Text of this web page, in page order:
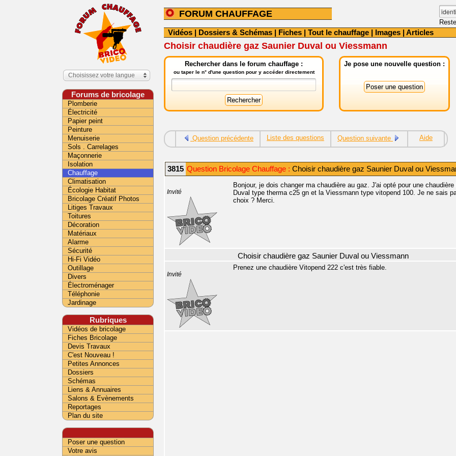
FORUM CHAUFFAGE
Vidéos | Dossiers & Schémas | Fiches | Tout le chauffage | Images | Articles
Choisir chaudière gaz Saunier Duval ou Viessmann
Rechercher dans le forum chauffage :
ou taper le n° d'une question pour y accéder directement
Je pose une nouvelle question :
Question précédente Liste des questions Question suivante Aide
3815 Question Bricolage Chauffage : Choisir chaudière gaz Saunier Duval ou
Invité
Bonjour, je dois changer ma chaudière au gaz. J'ai opté pour une
Duval type therma c25 gn et la Viessmann type vitopend 100. Je ne sais
choix ? Merci.
Choisir chaudière gaz Saunier Duval ou Viessmann
Invité
Prenez une chaudière Vitopend 222 c'est très fiable.
Choisissez votre langue
Forums de bricolage
Plomberie
Électricité
Papier peint
Peinture
Menuiserie
Sols . Carrelages
Maçonnerie
Isolation
Chauffage
Climatisation
Écologie Habitat
Bricolage Créatif Photos
Litiges Travaux
Toitures
Décoration
Matériaux
Alarme
Sécurité
Hi-Fi Vidéo
Outillage
Divers
Électroménager
Téléphonie
Jardinage
Rubriques
Vidéos de bricolage
Fiches Bricolage
Devis Travaux
C'est Nouveau !
Petites Annonces
Dossiers
Schémas
Liens & Annuaires
Salons & Evènements
Reportages
Plan du site
Poser une question
Votre avis